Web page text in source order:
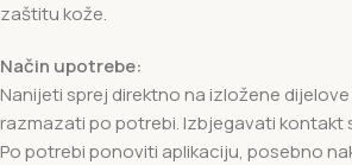
zaštitu kože.
Način upotrebe:
Nanijeti sprej direktno na izložene
razmazati po potrebi. Izbjegavati kontakt
Po potrebi ponoviti aplikaciju, posebno